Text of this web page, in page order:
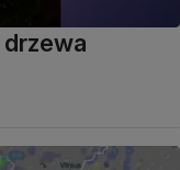
drzewa